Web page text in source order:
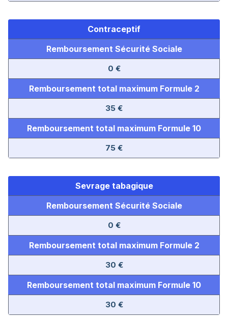
Contraceptif
Remboursement Sécurité Sociale
0 €
Remboursement total maximum Formule 2
35 €
Remboursement total maximum Formule 10
75 €
Sevrage tabagique
Remboursement Sécurité Sociale
0 €
Remboursement total maximum Formule 2
30 €
Remboursement total maximum Formule 10
30 €